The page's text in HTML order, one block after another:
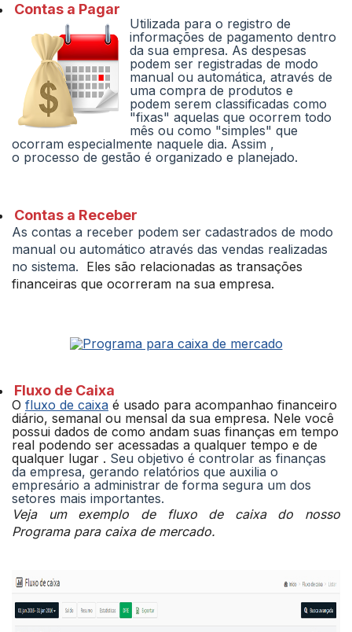
Contas a Pagar
Utilizada para o registro de
informações de pagamento dentro
da sua empresa. As despesas
podem ser registradas de modo
manual ou automática, através de
uma compra de produtos e
podem serem classificadas como
"fixas" aquelas que ocorrem todo
mês ou como "simples" que
ocorram especialmente naquele dia. Assim ,
o processo de gestão é organizado e planejado.
Contas a Receber
As contas a receber podem ser cadastrados de modo
manual ou automático através das vendas realizadas
no sistema. Eles são relacionadas as transações
financeiras que ocorreram na sua empresa.
Fluxo de Caixa
O fluxo de caixa é usado para acompanhao financeiro
diário, semanal ou mensal da sua empresa. Nele você
possui dados de como andam suas finanças em tempo
real podendo ser acessadas a qualquer tempo e de
qualquer lugar . Seu objetivo é controlar as finanças
da empresa, gerando relatórios que auxilia o
empresário a administrar de forma segura um dos
setores mais importantes.
Veja um exemplo de fluxo de caixa do nosso
Programa para caixa de mercado.